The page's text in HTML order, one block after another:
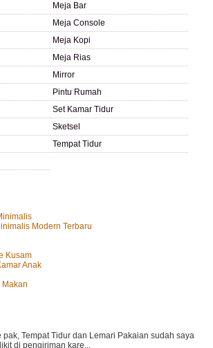
Meja Bar
Meja Console
Meja Kopi
Meja Rias
Mirror
Pintu Rumah
Set Kamar Tidur
Sketsel
Tempat Tidur
Modern Terbaru
Kusam
Anak
pak, Tempat Tidur dan Lemari Pakaian sudah saya
di pengiriman kare...